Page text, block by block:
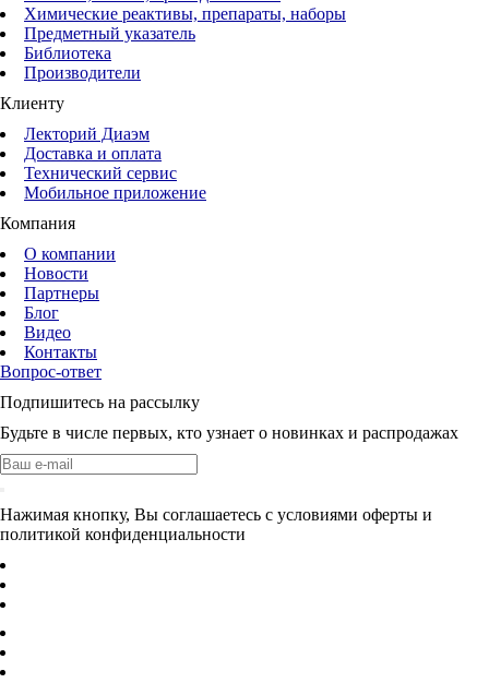
Химические реактивы, препараты, наборы
Предметный указатель
Библиотека
Производители
Клиенту
Лекторий Диаэм
Доставка и оплата
Технический сервис
Мобильное приложение
Компания
О компании
Новости
Партнеры
Блог
Видео
Контакты
Вопрос-ответ
Подпишитесь на рассылку
Будьте в числе первых, кто узнает о новинках и распродажах
Нажимая кнопку, Вы соглашаетесь с условиями оферты и
политикой конфиденциальности